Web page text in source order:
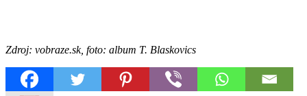
Zdroj: vobraze.sk, foto: album T. Blaskovics